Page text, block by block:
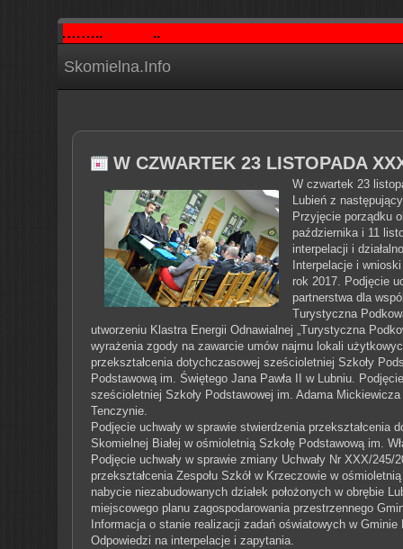
…………..
Skomielna.Info
W CZWARTEK 23 LISTOPADA
W czwartek 23
Lubień z
Przyjęcie porządku
października i 11
interpelacji i
Interpelacje i
rok 2017. Podjęcie
partnerstwa dla
Turystyczna
utworzeniu Klastra Energii Odnawialnej „Turystyczna
wyrażenia zgody na zawarcie umów najmu lokali
przekształcenia dotychczasowej sześcioletniej Szkoły
Podstawową im. Świętego Jana Pawła II w Lubniu.
sześcioletniej Szkoły Podstawowej im. Adama
Tenczynie.
Podjęcie uchwały w sprawie stwierdzenia przekształcenia
Skomielnej Białej w ośmioletnią Szkołę Podstawową im.
Podjęcie uchwały w sprawie zmiany Uchwały Nr XXX/
przekształcenia Zespołu Szkół w Krzeczowie w
nabycie niezabudowanych działek położonych w obrębie
miejscowego planu zagospodarowania przestrzennego
Informacja o stanie realizacji zadań oświatowych w
Odpowiedzi na interpelacje i zapytania.